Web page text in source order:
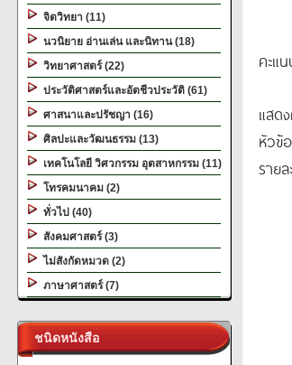
จิตวิทยา (11)
นวนิยาย อ่านเล่น และนิทาน (18)
วิทยาศาสตร์ (22)
ประวัติศาสตร์และอัตชีวประวัติ (61)
ศาสนาและปรัชญา (16)
ศิลปะและวัฒนธรรม (13)
เทคโนโลยี วิศวกรรม อุตสาหกรรม (11)
โทรคมนาคม (2)
ทั่วไป (40)
สังคมศาสตร์ (3)
ไม่สังกัดหมวด (2)
ภาษาศาสตร์ (7)
ชนิดหนังสือ
คะแ
แสด
หัวข้อ
ราย